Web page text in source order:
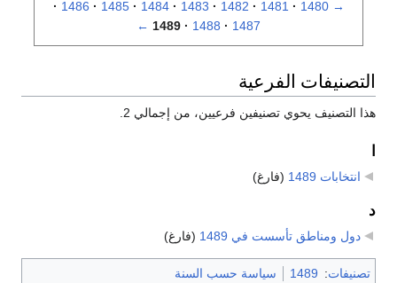
→
1480
1481
1482
1483
1484
1485
1486
1487
1488
1489
←
التصنيفات الفرعية
هذا التصنيف يحوي تصنيفين فرعيين، من إجمالي 2.
انتخابات 1489 (فارغ)
د
دول ومناطق تأسست في 1489 (فارغ)
تصنيفات:
1489
سياسة حسب السنة